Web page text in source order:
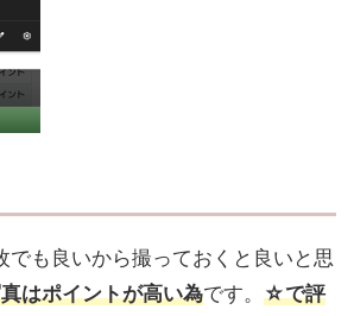
でも良いから撮っておくと良いと思
はポイントが高い為です。 ☆で評